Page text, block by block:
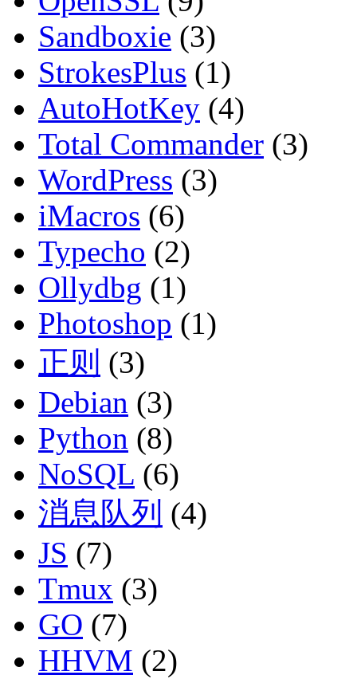
Sandboxie (3)
StrokesPlus (1)
AutoHotKey (4)
Total Commander (3)
WordPress (3)
iMacros (6)
Typecho (2)
Ollydbg (1)
Photoshop (1)
正则 (3)
Debian (3)
Python (8)
NoSQL (6)
消息队列 (4)
JS (7)
Tmux (3)
GO (7)
HHVM (2)